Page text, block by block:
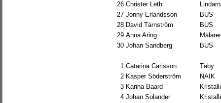
26 Christer Leth
27 Jonny Erlandsson
BUS
28 David Tärnström
BUS
29 Anna Aring
30 Johan Sandberg BUS
1 Catarina Carlsson
Täby
2 Kasper Söderström
NAIK
3 Karina Baard
4 Johan Solander